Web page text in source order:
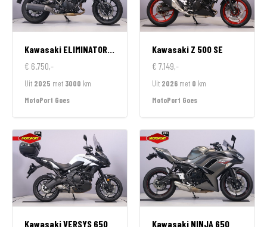
Kawasaki ELIMINATOR 500
€ 6.750,-
Uit 2025 met 3000 km
MotoPort Goes
Kawasaki Z 500 SE
€ 7.149,-
Uit 2026 met 0 km
MotoPort Goes
KawasakiVERSYS 650
Kawasaki NINJA 650